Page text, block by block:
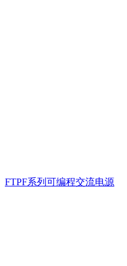
FTPF系列可编程交流电源